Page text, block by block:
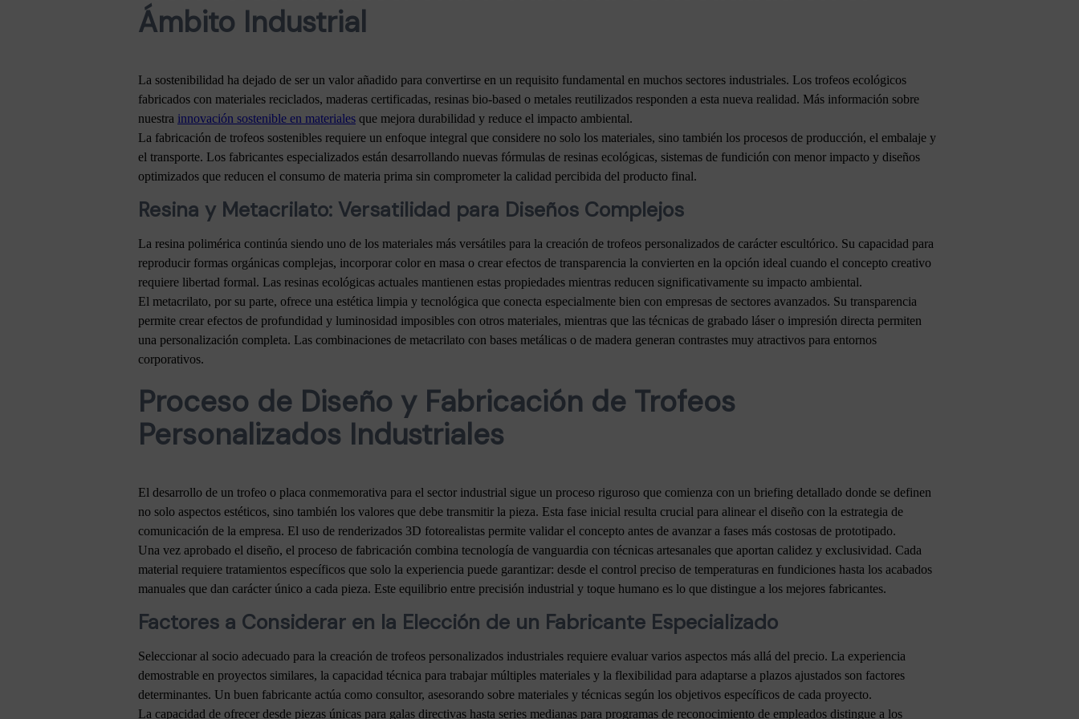
Ámbito Industrial
La sostenibilidad ha dejado de ser un valor añadido para convertirse en un requisito fundamental en muchos sectores industriales. Los trofeos ecológicos
fabricados con materiales reciclados, maderas certificadas, resinas bio-based o metales reutilizados responden a esta nueva realidad. Más información sobre
nuestra innovación sostenible en materiales que mejora durabilidad y reduce el impacto ambiental.
La fabricación de trofeos sostenibles requiere un enfoque integral que considere no solo los materiales, sino también los procesos de producción, el embalaje y
el transporte. Los fabricantes especializados están desarrollando nuevas fórmulas de resinas ecológicas, sistemas de fundición con menor impacto y diseños
optimizados que reducen el consumo de materia prima sin comprometer la calidad percibida del producto final.
Resina y Metacrilato: Versatilidad para Diseños Complejos
La resina polimérica continúa siendo uno de los materiales más versátiles para la creación de trofeos personalizados de carácter escultórico. Su capacidad para
reproducir formas orgánicas complejas, incorporar color en masa o crear efectos de transparencia la convierten en la opción ideal cuando el concepto creativo
requiere libertad formal. Las resinas ecológicas actuales mantienen estas propiedades mientras reducen significativamente su impacto ambiental.
El metacrilato, por su parte, ofrece una estética limpia y tecnológica que conecta especialmente bien con empresas de sectores avanzados. Su transparencia
permite crear efectos de profundidad y luminosidad imposibles con otros materiales, mientras que las técnicas de grabado láser o impresión directa permiten
una personalización completa. Las combinaciones de metacrilato con bases metálicas o de madera generan contrastes muy atractivos para entornos
corporativos.
Proceso de Diseño y Fabricación de Trofeos
Personalizados Industriales
El desarrollo de un trofeo o placa conmemorativa para el sector industrial sigue un proceso riguroso que comienza con un briefing detallado donde se definen
no solo aspectos estéticos, sino también los valores que debe transmitir la pieza. Esta fase inicial resulta crucial para alinear el diseño con la estrategia de
comunicación de la empresa. El uso de renderizados 3D fotorealistas permite validar el concepto antes de avanzar a fases más costosas de prototipado.
Una vez aprobado el diseño, el proceso de fabricación combina tecnología de vanguardia con técnicas artesanales que aportan calidez y exclusividad. Cada
material requiere tratamientos específicos que solo la experiencia puede garantizar: desde el control preciso de temperaturas en fundiciones hasta los acabados
manuales que dan carácter único a cada pieza. Este equilibrio entre precisión industrial y toque humano es lo que distingue a los mejores fabricantes.
Factores a Considerar en la Elección de un Fabricante Especializado
Seleccionar al socio adecuado para la creación de trofeos personalizados industriales requiere evaluar varios aspectos más allá del precio. La experiencia
demostrable en proyectos similares, la capacidad técnica para trabajar múltiples materiales y la flexibilidad para adaptarse a plazos ajustados son factores
determinantes. Un buen fabricante actúa como consultor, asesorando sobre materiales y técnicas según los objetivos específicos de cada proyecto.
La capacidad de ofrecer desde piezas únicas para galas directivas hasta series medianas para programas de reconocimiento de empleados distingue a los